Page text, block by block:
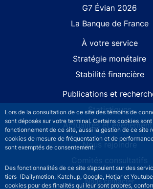
Lors de la consultation de ce site des témoins de
sont déposés sur votre terminal. Certains cookies
fonctionnement de ce site, aussi la gestion de ce site
cookies de mesure de fréquentation et de
sont exemptés de consentement.
Des fonctionnalités de ce site s’appuient sur des
tiers (Dailymotion, Katchup, Google, Hotjar et
cookies pour des finalités qui leur sont propres,
G7 Évian 2026
La Banque de France
À votre service
Stratégie monétaire
Stabilité financière
Publications et
Statistiques
Actualités et
Nous rejoindre
Comités consultatifs
Footer secondary menuNous contacter